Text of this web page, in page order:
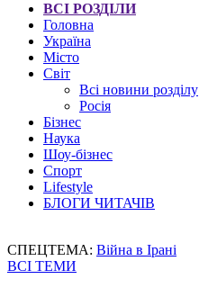
ВСІ РОЗДІЛИ
Головна
Україна
Місто
Світ
Всі новини розділу
Росія
Бізнес
Наука
Шоу-бізнес
Спорт
Lifestyle
БЛОГИ ЧИТАЧІВ
СПЕЦТЕМА: Війна в Ірані
ВСІ ТЕМИ